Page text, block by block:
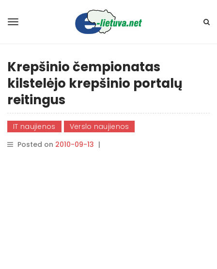
Krepšinio čempionatas
kilstelėjo krepšinio portalų
reitingus
IT naujienos
Verslo naujienos
Posted on 2010-09-13 |